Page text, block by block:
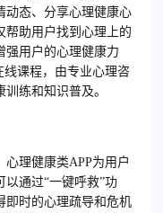
动态、分享心理健康心
帮助用户找到心理上的
强用户的心理健康力
课程，由专业心理咨
练和知识普及。
理健康类APP为用户
通过“一键呼救”功
即时的心理疏导和危机